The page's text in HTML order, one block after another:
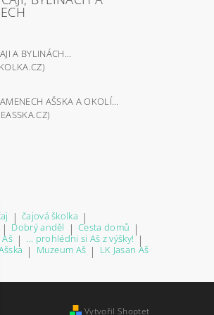
A BYLINÁCH...
AŠSKA A OKOLÍ...
| čajová školka |
| Dobrý anděl | Cesta domů |
Aš | ... prohlédni si Aš z výšky! |
| Muzeum Aš | LK Jasan Aš
Vytvořil Shoptet